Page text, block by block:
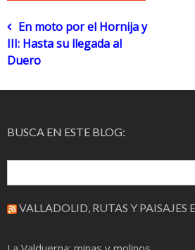
Navegación
de
entradas
En moto por el Hornija y
III: Hasta su llegada al
Duero
BUSCA EN ESTE BLOG:
VALLADOLID, RUTAS Y PAISAJES